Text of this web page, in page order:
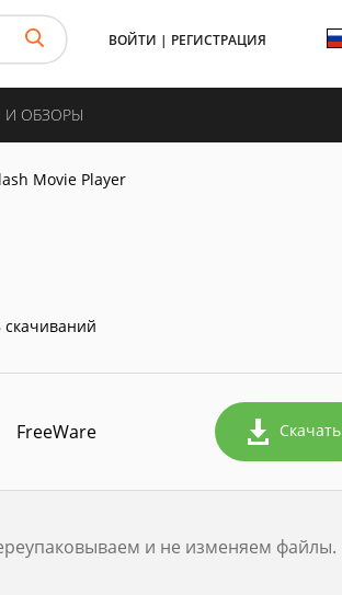
ВОЙТИ | РЕГИСТРАЦИЯ
И ОБЗОРЫ
Movie Player
скачиваний
FreeWare Скачать
и не изменяем файлы.